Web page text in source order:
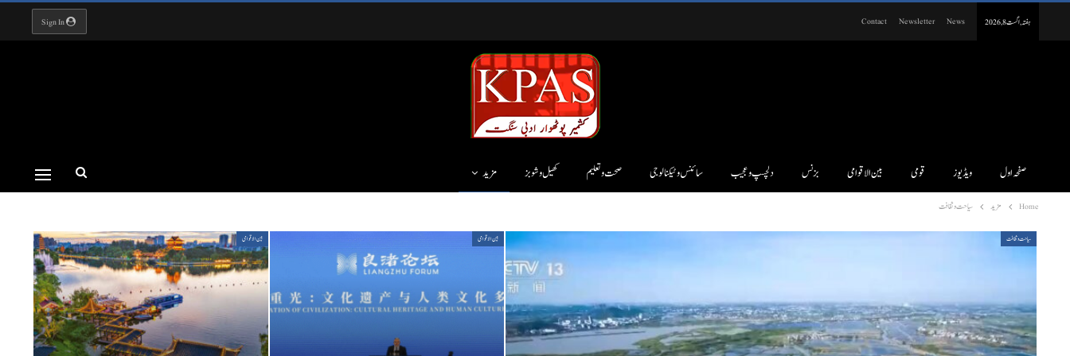
Sign In ہفتہ, اگست 8, 2026 News
Newsletter
Contact
صفحہ اول ویڈیوز قومی بین الاقوامی بزنس دلچسپ و عجیب سائنس وٹیکنالوجی صحت و تعلیم کھیل و شوبز مزید
Home مزید سیاحت و ثقافت
سیاحت و ثقافت بین الاقوامی بین الاقوامی